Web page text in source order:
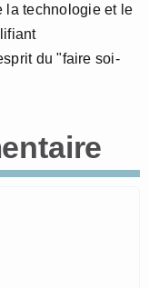
la technologie et le
du "faire soi-